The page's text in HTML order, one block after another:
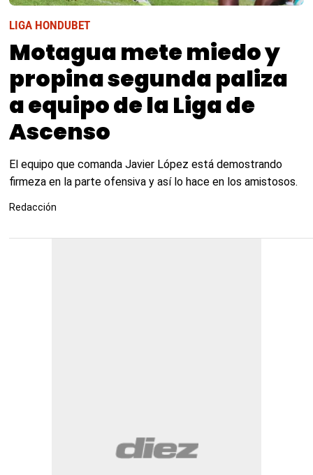
LIGA HONDUBET
Motagua mete miedo y
propina segunda paliza
a equipo de la Liga de
Ascenso
El equipo que comanda Javier López está demostrando
firmeza en la parte ofensiva y así lo hace en los amistosos.
Redacción